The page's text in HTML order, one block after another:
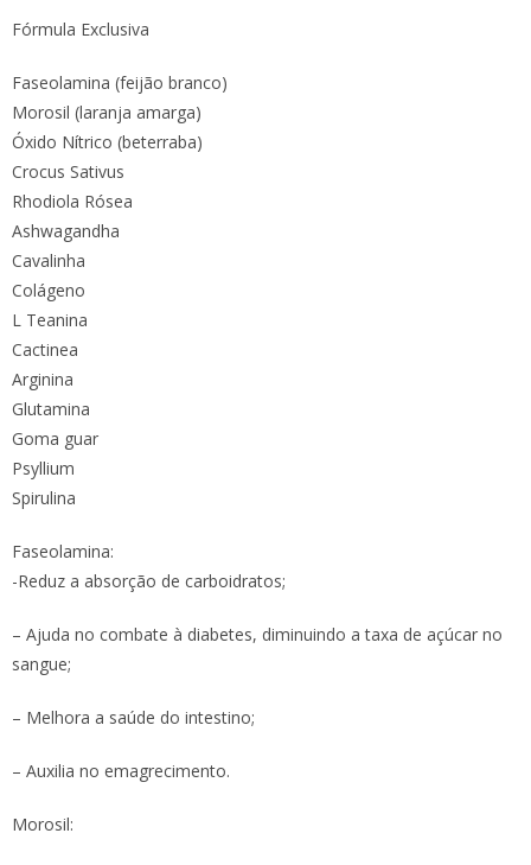
Fórmula Exclusiva
Faseolamina (feijão branco)
Morosil (laranja amarga)
Óxido Nítrico (beterraba)
Crocus Sativus
Rhodiola Rósea
Ashwagandha
Cavalinha
Colágeno
L Teanina
Cactinea
Arginina
Glutamina
Goma guar
Psyllium
Spirulina
Faseolamina:
-Reduz a absorção de carboidratos;
– Ajuda no combate à diabetes, diminuindo a taxa de açúcar no
sangue;
– Melhora a saúde do intestino;
– Auxilia no emagrecimento.
Morosil: